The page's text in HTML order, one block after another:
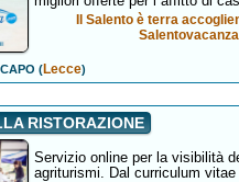
Il Salento è terra
(Lecce)
RISTORAZIONE
Servizio online per la visibilità
agriturismi. Dal curriculum